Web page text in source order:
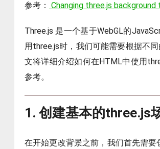
参考： Changing three.js
Three.js 是一个基于WebGL的
用three.js时，我们可能需要根据不
文将详细介绍如何在HTML中使用
参考。
1. 创建基本的three.js
在开始更改背景之前，我们首先需